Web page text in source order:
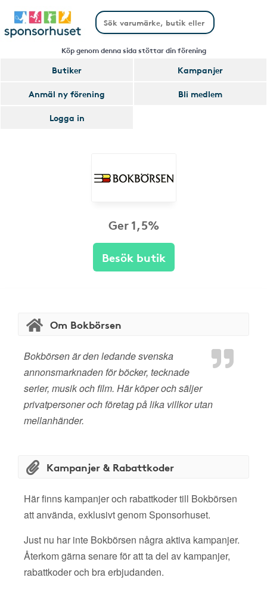
Köp genom denna sida stöttar din förening
Butiker
Kampanjer
Anmäl ny förening
Bli medlem
Logga in
Ger 1,5%
Besök butik
Om Bokbörsen
Bokbörsen är den ledande svenska
annonsmarknaden för böcker, tecknade
serier, musik och film. Här köper och säljer
privatpersoner och företag på lika villkor utan
mellanhänder.
Kampanjer & Rabattkoder
Här finns kampanjer och rabattkoder till Bokbörsen
att använda, exklusivt genom Sponsorhuset.
Just nu har inte Bokbörsen några aktiva kampanjer.
Återkom gärna senare för att ta del av kampanjer,
rabattkoder och bra erbjudanden.